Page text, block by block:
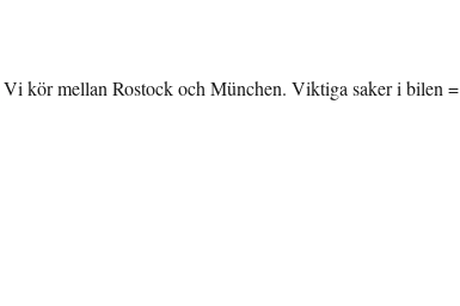
Vi kör mellan Rostock och München. Viktiga saker i bilen =